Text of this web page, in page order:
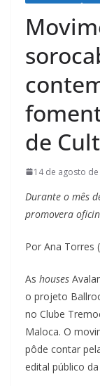
de
14 de agosto de
Durante o mês
promovera
Por Ana Torres
As houses
o projeto
no Clube
Maloca. O
pôde contar
edital público